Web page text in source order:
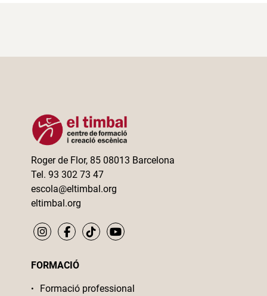
Roger de Flor, 85 08013 Barcelona
Tel. 93 302 73 47
escola@eltimbal.org
eltimbal.org
FORMACIÓ
Formació professional